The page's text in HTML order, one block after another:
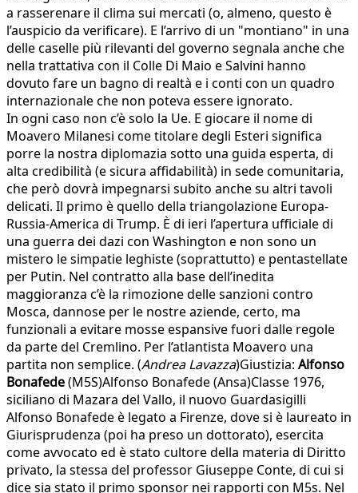
a rasserenare il clima sui mercati (o, almeno, questo è
l’auspicio da verificare). E l’arrivo di un "montiano" in una
delle caselle più rilevanti del governo segnala anche che
nella trattativa con il Colle Di Maio e Salvini hanno
dovuto fare un bagno di realtà e i conti con un quadro
internazionale che non poteva essere ignorato.
In ogni caso non c’è solo la Ue. E giocare il nome di
Moavero Milanesi come titolare degli Esteri significa
porre la nostra diplomazia sotto una guida esperta, di
alta credibilità (e sicura affidabilità) in sede comunitaria,
che però dovrà impegnarsi subito anche su altri tavoli
delicati. Il primo è quello della triangolazione Europa-
Russia-America di Trump. È di ieri l’apertura ufficiale di
una guerra dei dazi con Washington e non sono un
mistero le simpatie leghiste (soprattutto) e pentastellate
per Putin. Nel contratto alla base dell’inedita
maggioranza c’è la rimozione delle sanzioni contro
Mosca, dannose per le nostre aziende, certo, ma
funzionali a evitare mosse espansive fuori dalle regole
da parte del Cremlino. Per l’atlantista Moavero una
partita non semplice. (Andrea Lavazza)Giustizia: Alfonso
Bonafede(M5S)Alfonso Bonafede (Ansa)Classe 1976,
siciliano di Mazara del Vallo, il nuovo Guardasigilli
Alfonso Bonafede è legato a Firenze, dove si è laureato in
Giurisprudenza (poi ha preso un dottorato), esercita
come avvocato ed è stato cultore della materia di Diritto
privato, la stessa del professor Giuseppe Conte, di cui si
dice sia stato il primo sponsor nei rapporti con M5s. Nel